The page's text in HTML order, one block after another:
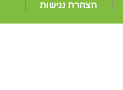
הצהרת נגישות